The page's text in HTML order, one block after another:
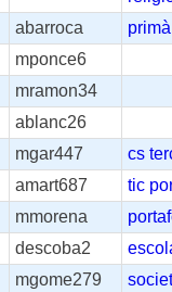
abarroca
mponce6
mramon34
ablanc26
mgar447 cs
amart687 tic
mmorena
descoba2
mgome279